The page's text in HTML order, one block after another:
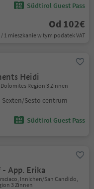
Südtirol Guest Pass
Od 102€
/ 1 mieszkanie w tym podatek VAT
Heidi
Region 3 Zinnen
Sexten/Sesto centrum
Südtirol Guest Pass
App. Erika
Innichen/San Candido,
3 Zinnen